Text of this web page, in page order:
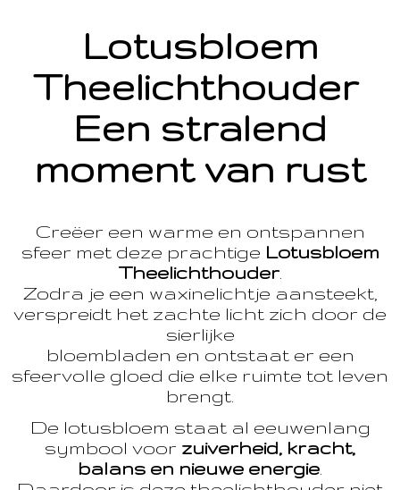
Lotusbloem
Theelichthouder
Een stralend
moment van rust
Creëer een warme en ontspannen
sfeer met deze prachtige Lotusbloem
Theelichthouder.
Zodra je een waxinelichtje aansteekt,
verspreidt het zachte licht zich door de
sierlijke
bloembladen en ontstaat er een
sfeervolle gloed die elke ruimte tot leven
brengt.
De lotusbloem staat al eeuwenlang
symbool voor zuiverheid, kracht,
balans en nieuwe energie